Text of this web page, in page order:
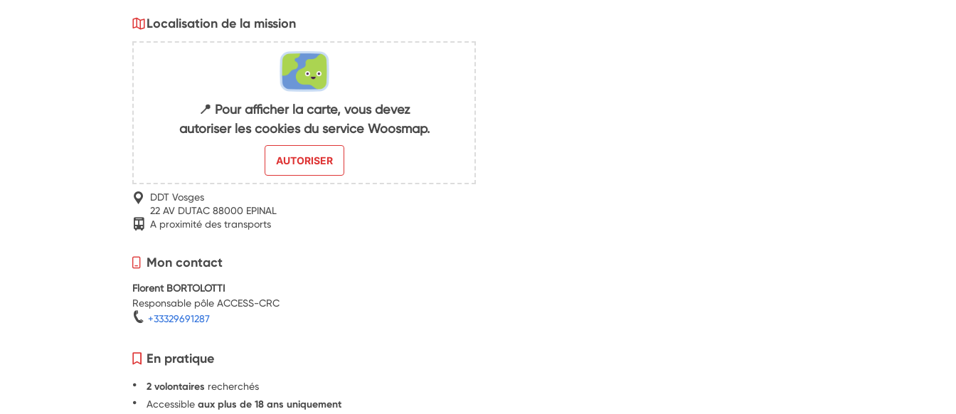
Localisation de la mission
📍 Pour afficher la carte, vous devez
autoriser les cookies du service Woosmap.
AUTORISER
DDT Vosges
22 AV DUTAC 88000 EPINAL
A proximité des transports
Mon contact
Florent BORTOLOTTI
Responsable pôle ACCESS-CRC
+33329691287
En pratique
2 volontaires recherchés
Accessibleaux plus de 18 ans uniquement